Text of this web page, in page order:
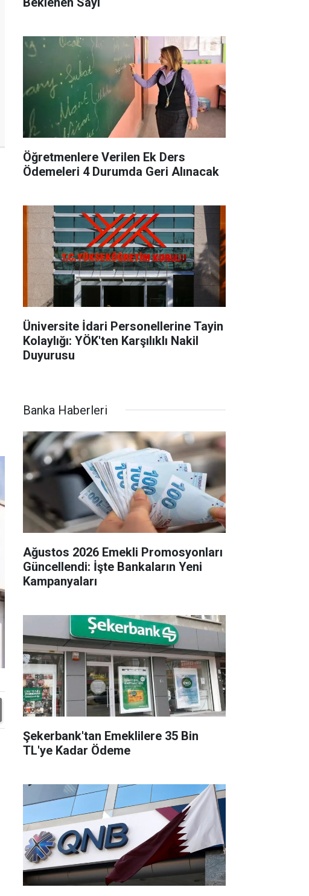
Öğretmenlere Verilen Ek Ders
Ödemeleri 4 Durumda Geri Alınacak
Üniversite İdari Personellerine Tayin
Kolaylığı: YÖK'ten Karşılıklı Nakil
Duyurusu
Banka Haberleri
Ağustos 2026 Emekli Promosyonları
Güncellendi: İşte Bankaların Yeni
Kampanyaları
Şekerbank'tan Emeklilere 35 Bin
TL'ye Kadar Ödeme